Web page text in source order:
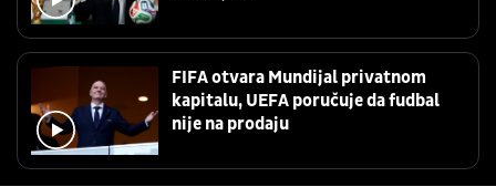
FIFA otvara Mundijal privatnom
kapitalu, UEFA poručuje da fudbal
nije na prodaju